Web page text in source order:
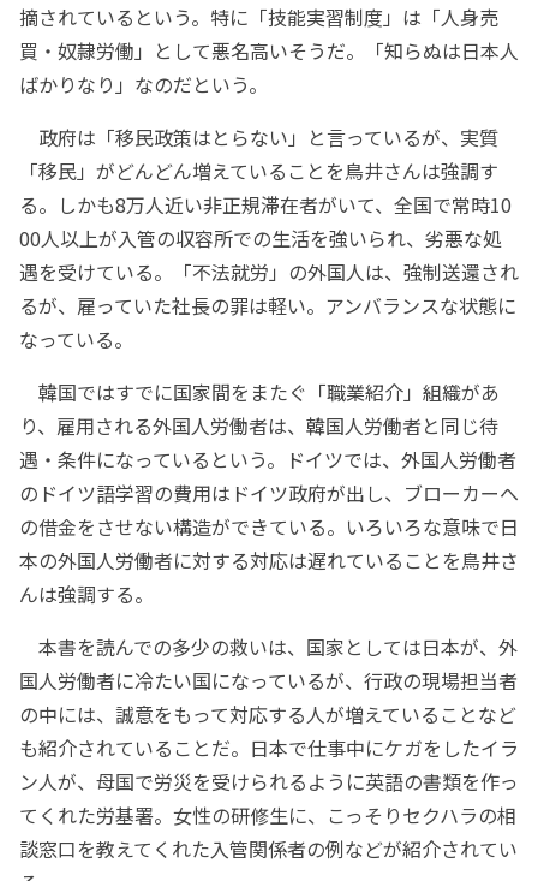
摘されているという。特に「技能実習制度」は「人身売
買・奴隷労働」として悪名高いそうだ。「知らぬは日本人
ばかりなり」なのだという。
政府は「移民政策はとらない」と言っているが、実質
「移民」がどんどん増えていることを鳥井さんは強調す
る。しかも8万人近い非正規滞在者がいて、全国で常時10
00人以上が入管の収容所での生活を強いられ、劣悪な処
遇を受けている。「不法就労」の外国人は、強制送還され
るが、雇っていた社長の罪は軽い。アンバランスな状態に
なっている。
韓国ではすでに国家間をまたぐ「職業紹介」組織があ
り、雇用される外国人労働者は、韓国人労働者と同じ待
遇・条件になっているという。ドイツでは、外国人労働者
のドイツ語学習の費用はドイツ政府が出し、ブローカーへ
の借金をさせない構造ができている。いろいろな意味で日
本の外国人労働者に対する対応は遅れていることを鳥井さ
んは強調する。
本書を読んでの多少の救いは、国家としては日本が、外
国人労働者に冷たい国になっているが、行政の現場担当者
の中には、誠意をもって対応する人が増えていることなど
も紹介されていることだ。日本で仕事中にケガをしたイラ
ン人が、母国で労災を受けられるように英語の書類を作っ
てくれた労基署。女性の研修生に、こっそりセクハラの相
談窓口を教えてくれた入管関係者の例などが紹介されてい